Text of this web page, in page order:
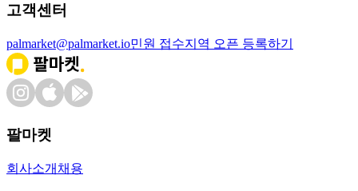
고객센터
palmarket@palmarket.io민원 접수지역 오픈 등록하기
팔마켓
회사소개 채용